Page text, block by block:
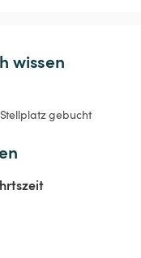
wissen
gebucht